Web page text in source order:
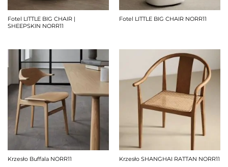
Fotel LITTLE BIG CHAIR |
SHEEPSKIN NORR11
Fotel LITTLE BIG CHAIR NORR11
Krzesło Buffala NORR11 Krzesło SHANGHAI RATTAN NORR11